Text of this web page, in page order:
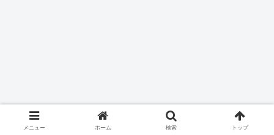
メニュー ホーム 検索 トップ